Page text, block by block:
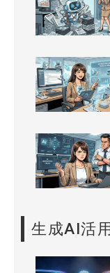
生成AI活